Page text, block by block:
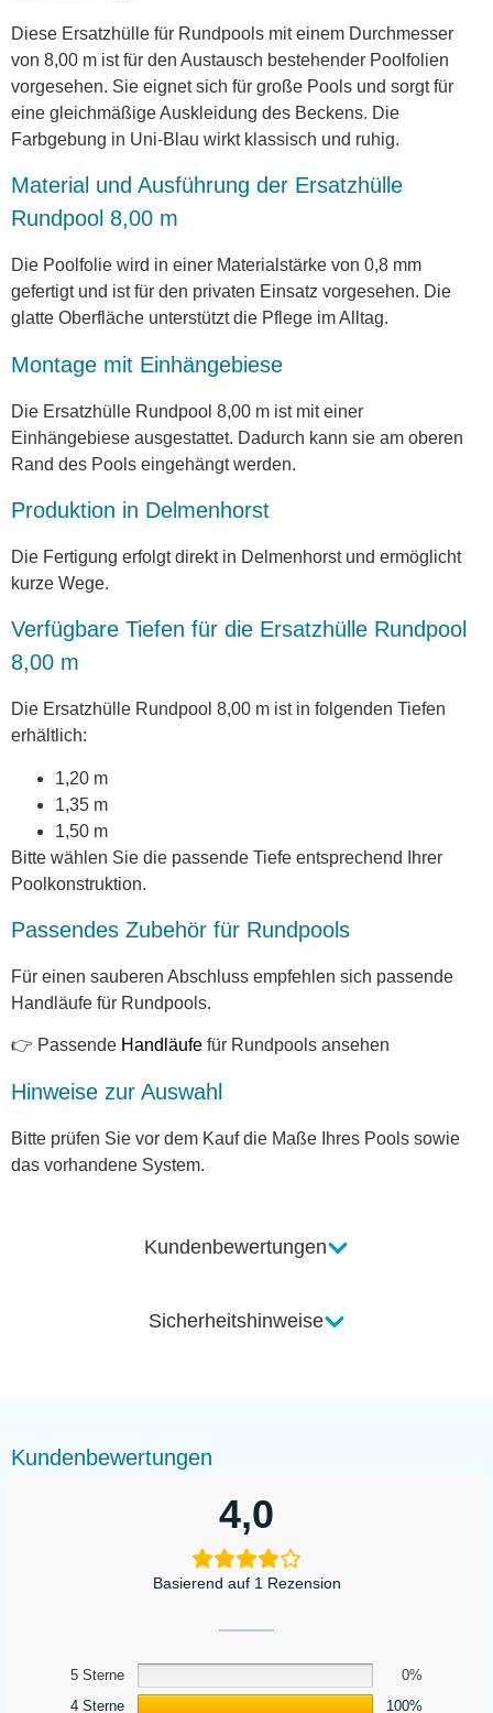
Kundenbewertungen
Sicherheitshinweise
Diese Ersatzhülle für Rundpools mit einem Durchmesser
von 8,00 m ist für den Austausch bestehender Poolfolien
vorgesehen. Sie eignet sich für große Pools und sorgt für
eine gleichmäßige Auskleidung des Beckens. Die
Farbgebung in Uni-Blau wirkt klassisch und ruhig.
Material und Ausführung der Ersatzhülle
Rundpool 8,00 m
Die Poolfolie wird in einer Materialstärke von 0,8 mm
gefertigt und ist für den privaten Einsatz vorgesehen. Die
glatte Oberfläche unterstützt die Pflege im Alltag.
Montage mit Einhängebiese
Die Ersatzhülle Rundpool 8,00 m ist mit einer
Einhängebiese ausgestattet. Dadurch kann sie am oberen
Rand des Pools eingehängt werden.
Produktion in Delmenhorst
Die Fertigung erfolgt direkt in Delmenhorst und ermöglicht
kurze Wege.
Verfügbare Tiefen für die Ersatzhülle Rundpool
8,00 m
Die Ersatzhülle Rundpool 8,00 m ist in folgenden Tiefen
erhältlich:
1,20 m
1,35 m
1,50 m
Bitte wählen Sie die passende Tiefe entsprechend Ihrer
Poolkonstruktion.
Passendes Zubehör für Rundpools
Für einen sauberen Abschluss empfehlen sich passende
Handläufe für Rundpools.
👉 Passende Handläufe für Rundpools ansehen
Hinweise zur Auswahl
Bitte prüfen Sie vor dem Kauf die Maße Ihres Pools sowie
das vorhandene System.
Kundenbewertungen
4,0
Basierend auf 1 Rezension
5 Sterne
0%
4 Sterne
100%